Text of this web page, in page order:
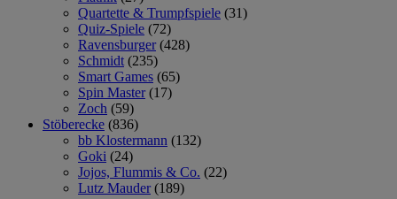
Quartette & Trumpfspiele (31)
Quiz-Spiele (72)
Ravensburger (428)
Schmidt (235)
Smart Games (65)
Spin Master (17)
Zoch (59)
Stöberecke (836)
bb Klostermann (132)
Goki (24)
Jojos, Flummis & Co. (22)
Lutz Mauder (189)